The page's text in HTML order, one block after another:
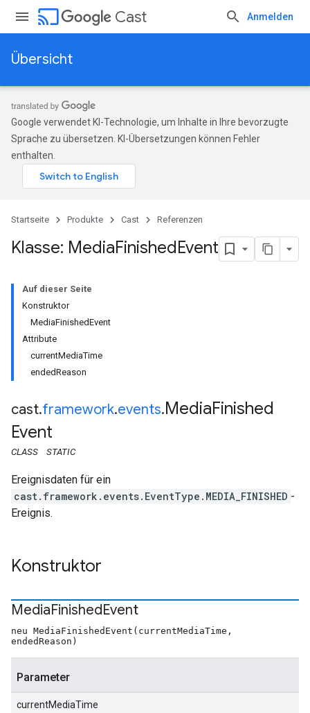
cast Cast Anmelden
Übersicht
Google verwendet KI-Technologie, um Inhalte in Ihre bevorzugte
Sprache zu übersetzen. KI-Übersetzungen können Fehler
enthalten.
Startseite Produkte Cast Referenzen
Klasse: MediaFinishedEvent
Auf dieser Seite
Konstruktor
MediaFinishedEvent
Attribute
currentMediaTime
endedReason
cast.framework.events.MediaFinished
Event
CLASS STATIC
Ereignisdaten für ein
cast.framework.events.EventType.MEDIA_FINISHED -
Ereignis.
Konstruktor
MediaFinishedEvent
neu MediaFinishedEvent(currentMediaTime,
endedReason)
Parameter
currentMediaTime